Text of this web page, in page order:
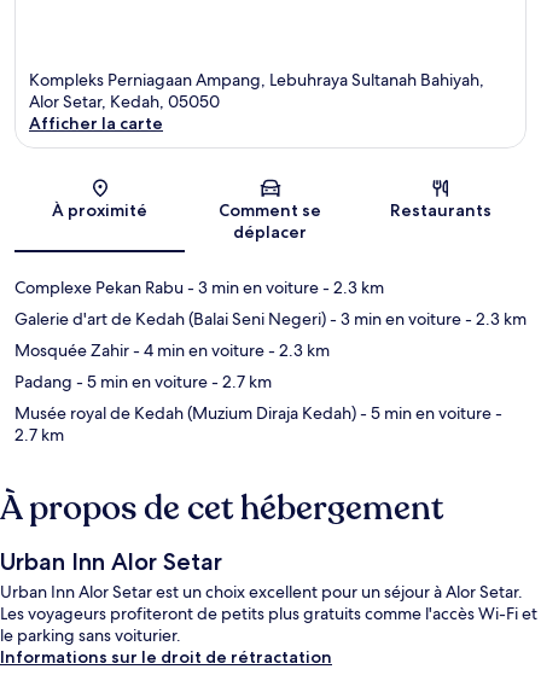
Kompleks Perniagaan Ampang, Lebuhraya Sultanah Bahiyah,
Alor Setar, Kedah, 05050
Afficher la carte
À proximité
Comment se
déplacer
Restaurants
Complexe Pekan Rabu- 3 min en voiture- 2.3 km
Galerie d'art de Kedah (Balai Seni Negeri)- 3 min en voiture- 2.3 km
Mosquée Zahir- 4 min en voiture- 2.3 km
Padang - 5 min en voiture- 2.7 km
Musée royal de Kedah (Muzium Diraja Kedah)- 5 min en voiture-
2.7 km
À propos de cet hébergement
Urban Inn Alor Setar
Urban Inn Alor Setar est un choix excellent pour un séjour à Alor Setar.
Les voyageurs profiteront de petits plus gratuits comme l'accès Wi-Fi et
le parking sans voiturier.
Informations sur le droit de rétractation